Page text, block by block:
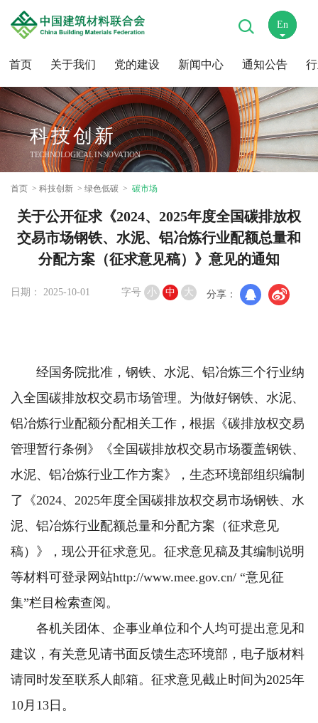
首页 关于我们 党的建设 新闻中心 通知公告
En
中
科技创新
TECHNOLOGICAL INNOVATION
首页 科技创新 绿色低碳 碳市场
关于公开征求《2024、2025年度全国碳排放权
交易市场钢铁、水泥、铝冶炼行业配额总量和
分配方案（征求意见稿）》意见的通知
日期： 2025-10-01 字号 小 中 大 分享：
经国务院批准，钢铁、水泥、铝冶炼三个行业纳
入全国碳排放权交易市场管理。为做好钢铁、水泥、
铝冶炼行业配额分配相关工作，根据《碳排放权交易
管理暂行条例》《全国碳排放权交易市场覆盖钢铁、
水泥、铝冶炼行业工作方案》，生态环境部组织编制
了《2024、2025年度全国碳排放权交易市场钢铁、水
泥、铝冶炼行业配额总量和分配方案（征求意见
稿）》，现公开征求意见。征求意见稿及其编制说明
等材料可登录网站http://www.mee.gov.cn/ “意见征
集”栏目检索查阅。
各机关团体、企事业单位和个人均可提出意见和
建议，有关意见请书面反馈生态环境部，电子版材料
请同时发至联系人邮箱。征求意见截止时间为2025年
10月13日。